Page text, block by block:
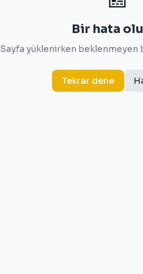
Bir hata
Sayfa yüklenirken beklenmeyen
Tekrar dene